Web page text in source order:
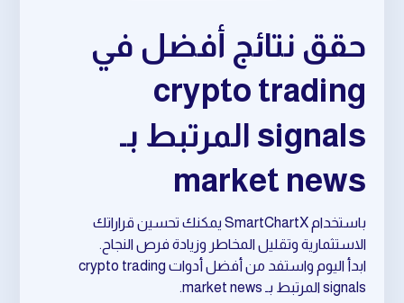
حقق نتائج أفضل في
crypto trading
signals المرتبط بـ
market news
باستخدام SmartChartX يمكنك تحسين قراراتك
الاستثمارية وتقليل المخاطر وزيادة فرص النجاح.
ابدأ اليوم واستفد من أفضل أدوات crypto trading
signals المرتبط بـ market news.